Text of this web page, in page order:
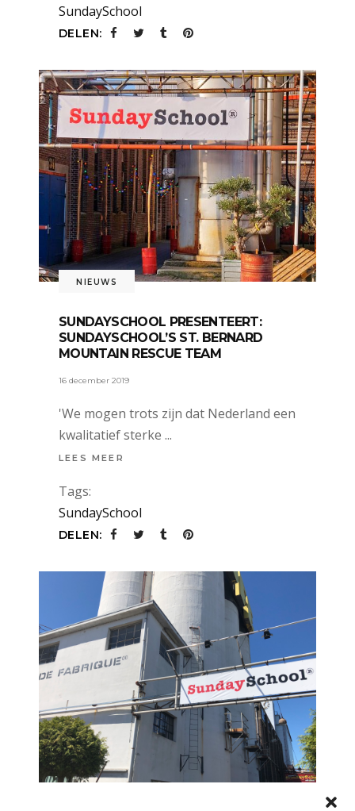
SundaySchool
DELEN:
NIEUWS
SUNDAYSCHOOL PRESENTEERT:
SUNDAYSCHOOL’S ST. BERNARD
MOUNTAIN RESCUE TEAM
16 december 2019
'We mogen trots zijn dat Nederland een
kwalitatief sterke
LEES MEER
Tags:
SundaySchool
DELEN: